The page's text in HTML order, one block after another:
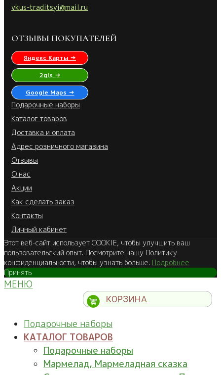
vkus-traditsyi@mail.ru
ОТЗЫВЫ ПОКУПАТЕЛЕЙ
Яндекс Карты →
2gis →
Google Maps →
Подарочные наборы
Каталог товаров
Доставка и оплата
Адрес розничного магазина
Отзывы
О нас
Акции
Как сделать заказ
Контакты
Личный кабинет
Этот веб-сайт использует COOKIE, чтобы улучшить ваш
пользовательский опыт. Посмотрите нашу Политику
конфиденциальности, чтобы узнать больше. Подробнее
Принять
МЕНЮ
КОРЗИНА
Подарочные наборы
КАТАЛОГ ТОВАРОВ
Подарочные наборы
Мармелад, Мармеладная сказка